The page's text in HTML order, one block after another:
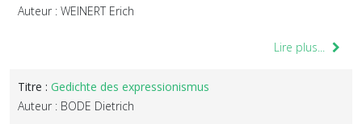
Auteur : WEINERT Erich
Lire plus...
Titre : Gedichte des expressionismus
Auteur : BODE Dietrich